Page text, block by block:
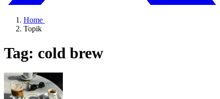
Home
Topik
Tag: cold brew